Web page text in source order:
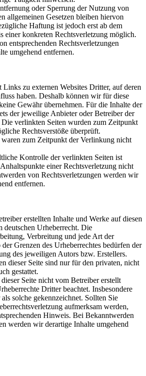
oder Sperrung der Nutzung von
allgemeinen Gesetzen bleiben hiervon
Haftung ist jedoch erst ab dem
einer konkreten Rechtsverletzung möglich.
entsprechenden Rechtsverletzungen
umgehend entfernen.
Links zu externen Websites Dritter, auf deren
haben. Deshalb können wir für diese
Gewähr übernehmen. Für die Inhalte der
der jeweilige Anbieter oder Betreiber der
verlinkten Seiten wurden zum Zeitpunkt
Rechtsverstöße überprüft.
zum Zeitpunkt der Verlinkung nicht
Kontrolle der verlinkten Seiten ist
einer Rechtsverletzung nicht
von Rechtsverletzungen werden wir
entfernen.
erstellten Inhalte und Werke auf diesen
deutschen Urheberrecht. Die
Verbreitung und jede Art der
Grenzen des Urheberrechtes bedürfen der
des jeweiligen Autors bzw. Erstellers.
dieser Seite sind nur für den privaten, nicht
gestattet.
Seite nicht vom Betreiber erstellt
Dritter beachtet. Insbesondere
solche gekennzeichnet. Sollten Sie
aufmerksam werden,
Hinweis. Bei Bekanntwerden
werden wir derartige Inhalte umgehend